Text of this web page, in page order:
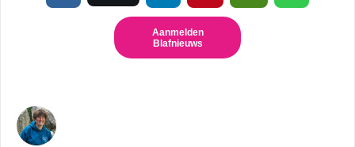
Aanmelden
Blafnieuws